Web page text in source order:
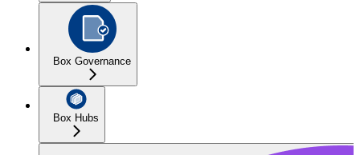
Box Governance
Box Hubs